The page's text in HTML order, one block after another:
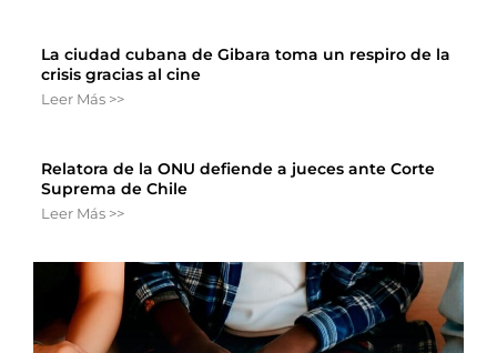
La ciudad cubana de Gibara toma un respiro de la
crisis gracias al cine
Leer Más >>
Relatora de la ONU defiende a jueces ante Corte
Suprema de Chile
Leer Más >>